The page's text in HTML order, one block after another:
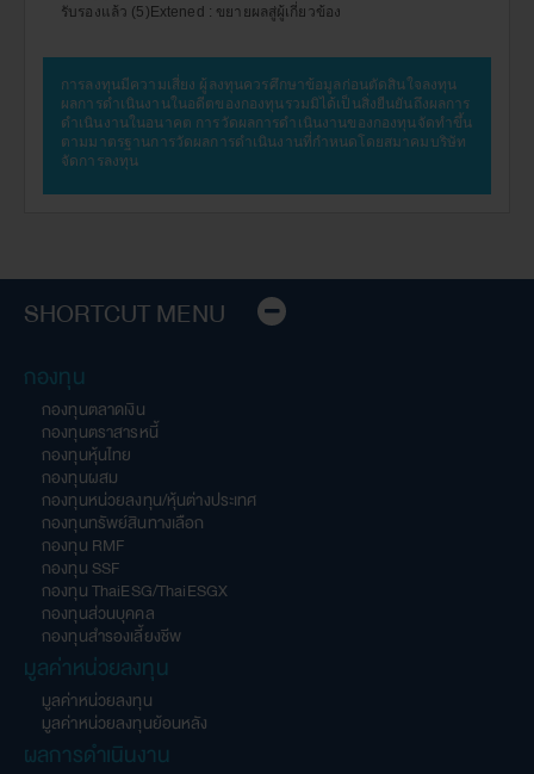
รับรองแล้ว (5)Extened : ขยายผลสู่ผู้เกี่ยวข้อง
การลงทุนมีความเสี่ยง ผู้ลงทุนควรศึกษาข้อมูลก่อนตัดสินใจลงทุน
ผลการดำเนินงานในอดีตของกองทุนรวมมิได้เป็นสิ่งยืนยันถึงผลการ
ดำเนินงานในอนาคต การวัดผลการดำเนินงานของกองทุนจัดทำขึ้น
ตามมาตรฐานการวัดผลการดำเนินงานที่กำหนดโดยสมาคมบริษัท
จัดการลงทุน
SHORTCUT MENU
กองทุน
กองทุนตลาดเงิน
กองทุนตราสารหนี้
กองทุนหุ้นไทย
กองทุนผสม
กองทุนหน่วยลงทุน/หุ้นต่างประเทศ
กองทุนทรัพย์สินทางเลือก
กองทุน RMF
กองทุน SSF
กองทุน ThaiESG/ThaiESGX
กองทุนส่วนบุคคล
กองทุนสำรองเลี้ยงชีพ
มูลค่าหน่วยลงทุน
มูลค่าหน่วยลงทุน
มูลค่าหน่วยลงทุนย้อนหลัง
ผลการดำเนินงาน